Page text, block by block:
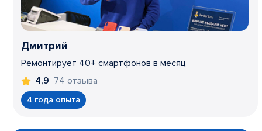
Дмитрий
Ремонтирует 40+ смартфонов в месяц
4,9 74 отзыва
4 года опыта